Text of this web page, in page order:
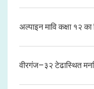
अल्पाइन मावि कक्षा १२ का
वीरगंज–३२ टेढास्थित